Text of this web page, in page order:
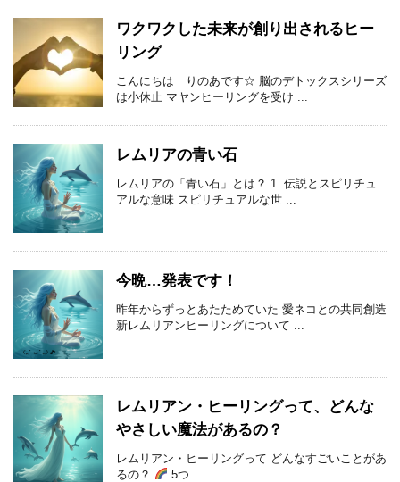
ワクワクした未来が創り出されるヒー
リング
こんにちは りのあです☆ 脳のデトックスシリーズ
は小休止 マヤンヒーリングを受け ...
レムリアの青い石
レムリアの「青い石」とは？ 1. 伝説とスピリチュ
アルな意味 スピリチュアルな世 ...
今晩…発表です！
昨年からずっとあたためていた 愛ネコとの共同創造
新レムリアンヒーリングについて ...
レムリアン・ヒーリングって、どんな
やさしい魔法があるの？
レムリアン・ヒーリングって どんなすごいことがあ
るの？
5つ ...